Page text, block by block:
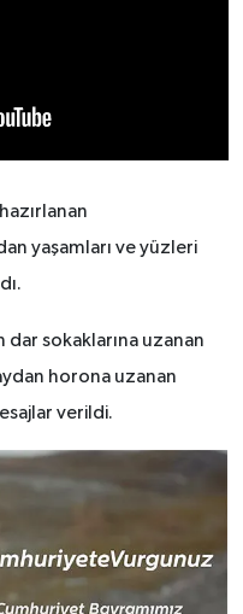
yaşamları ve yüzleri
dar sokaklarına uzanan
horona uzanan
verildi.